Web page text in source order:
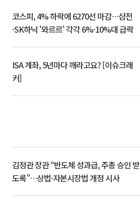
코스피, 4% 하락에 6270선 마감…삼전
·SK하닉 '와르르' 각각 6%·10%대 급락
ISA 계좌, 5년마다 깨라고요? [이슈크래
커]
김정관 장관 “반도체 성과급, 주총 승인 받
도록”…상법·자본시장법 개정 시사